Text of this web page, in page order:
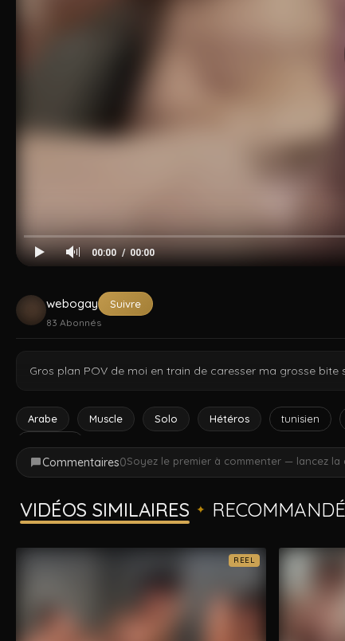
00:00 00:00
webogay Suivre
83 Abonnés
Gros plan POV de moi en train de caresser ma grosse
Arabe Muscle Solo Hétéros tunisien
Commentaires0Soyez le premier à commenter — lancez la
VIDÉOS SIMILAIRES ✦
REEL